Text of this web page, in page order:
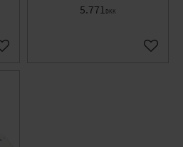
Gem som favorit
5.771DKK
Gem